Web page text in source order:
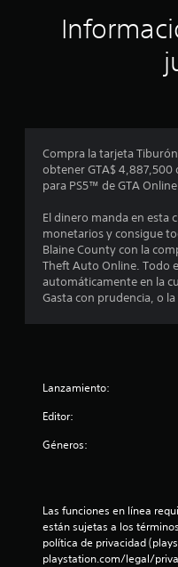
Compra la tarjeta
obtener GTA$ 4,887,500
para PS5™ de GTA
El dinero manda en esta
monetarios y consigue
Blaine County con la
Theft Auto Online. Todo
automáticamente en la
Gasta con prudencia, o
Lanzamiento:
Editor:
Géneros:
Las funciones en línea
están sujetas a los
política de privacidad
playstation.com/legal/